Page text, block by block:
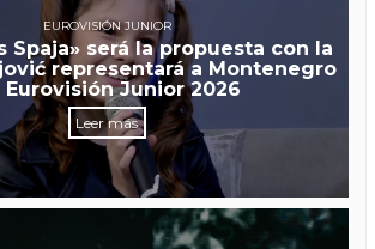
EUROVISIÓN JUNIOR
Spaja» será la propuesta con la
representará a Montenegro
Eurovisión Junior 2026
Leer más